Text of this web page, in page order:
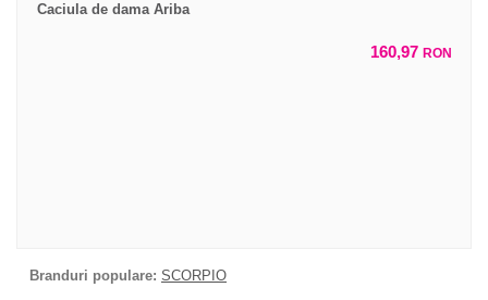
Caciula de dama Ariba
160,97 RON
Branduri populare: SCORPIO